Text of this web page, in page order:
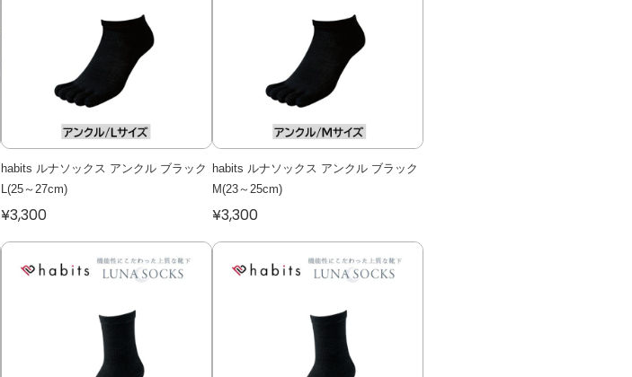
habits ルナソックス アンクル ブラック
L(25～27cm)
¥3,300
habits ルナソックス アンクル ブラック
M(23～25cm)
¥3,300